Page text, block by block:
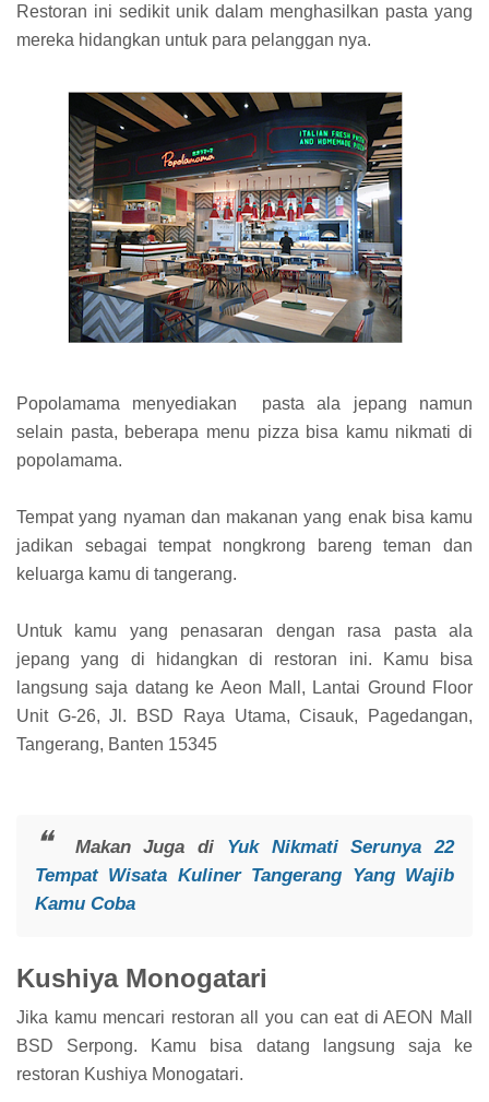
Restoran ini sedikit unik dalam menghasilkan pasta yang
mereka hidangkan untuk para pelanggan nya.
Popolamama menyediakan pasta ala jepang namun
selain pasta, beberapa menu pizza bisa kamu nikmati di
popolamama.
Tempat yang nyaman dan makanan yang enak bisa kamu
jadikan sebagai tempat nongkrong bareng teman dan
keluarga kamu di tangerang.
Untuk kamu yang penasaran dengan rasa pasta ala
jepang yang di hidangkan di restoran ini. Kamu bisa
langsung saja datang ke Aeon Mall, Lantai Ground Floor
Unit G-26, Jl. BSD Raya Utama, Cisauk, Pagedangan,
Tangerang, Banten 15345
Makan Juga di Yuk Nikmati Serunya 22
Tempat Wisata Kuliner Tangerang Yang Wajib
Kamu Coba
Kushiya Monogatari
Jika kamu mencari restoran all you can eat di AEON Mall
BSD Serpong. Kamu bisa datang langsung saja ke
restoran Kushiya Monogatari.